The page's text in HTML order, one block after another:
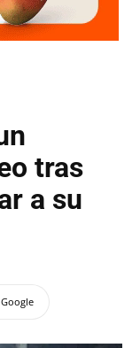
tras
a su